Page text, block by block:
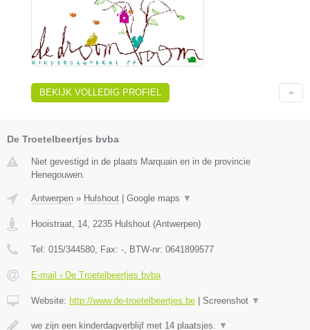
BEKIJK VOLLEDIG PROFIEL
De Troetelbeertjes bvba
Niet gevestigd in de plaats Marquain en in de provincie
Henegouwen.
Antwerpen » Hulshout Google maps ▼
Hooistraat, 14 2235 Hulshout (Antwerpen)
Tel: 015/344580 , Fax: - , BTW-nr: 0641899577
E-mail › De Troetelbeertjes bvba
Website: http://www.de-troetelbeertjes.be Screenshot ▼
we zijn een kinderdagverblijf met 14 plaatsjes. ▼